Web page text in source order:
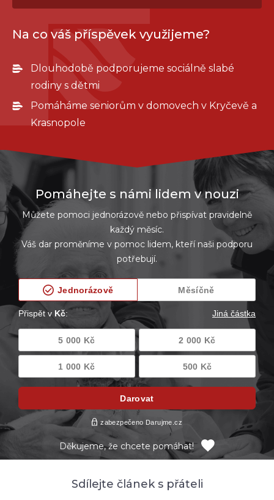
Na co váš příspěvek využijeme?
Dlouhodobě podporujeme sociálně slabé
rodiny s dětmi
Pomáháme seniorům v domovech v Kryčevě a
Krasnopole
Pomáhejte s námi lidem v nouzi
Můžete pomoci jednorázově nebo přispívat pravidelně
každý měsíc.
Váš dar proměníme v pomoc lidem, kteří naši podporu
potřebují.
Děkujeme, že chcete pomáhat!
Sdílejte článek s přáteli